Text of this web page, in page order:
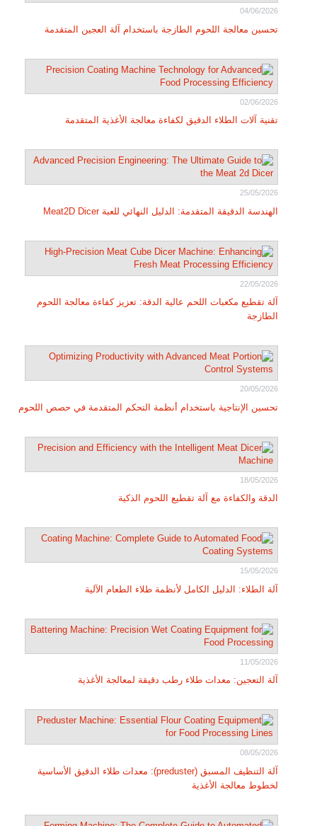
04/06/2026
تحسين معالجة اللحوم الطازجة باستخدام آلة العجين المتقدمة
02/06/2026
تقنية آلات الطلاء الدقيق لكفاءة معالجة الأغذية المتقدمة
25/05/2026
الهندسة الدقيقة المتقدمة: الدليل النهائي للعبة Meat2D Dicer
22/05/2026
آلة تقطيع مكعبات اللحم عالية الدقة: تعزيز كفاءة معالجة اللحوم
الطازجة
20/05/2026
تحسين الإنتاجية باستخدام أنظمة التحكم المتقدمة في حصص اللحوم
18/05/2026
الدقة والكفاءة مع آلة تقطيع اللحوم الذكية
15/05/2026
آلة الطلاء: الدليل الكامل لأنظمة طلاء الطعام الآلية
11/05/2026
آلة التعجين: معدات طلاء رطب دقيقة لمعالجة الأغذية
08/05/2026
آلة التنظيف المسبق (preduster): معدات طلاء الدقيق الأساسية
لخطوط معالجة الأغذية